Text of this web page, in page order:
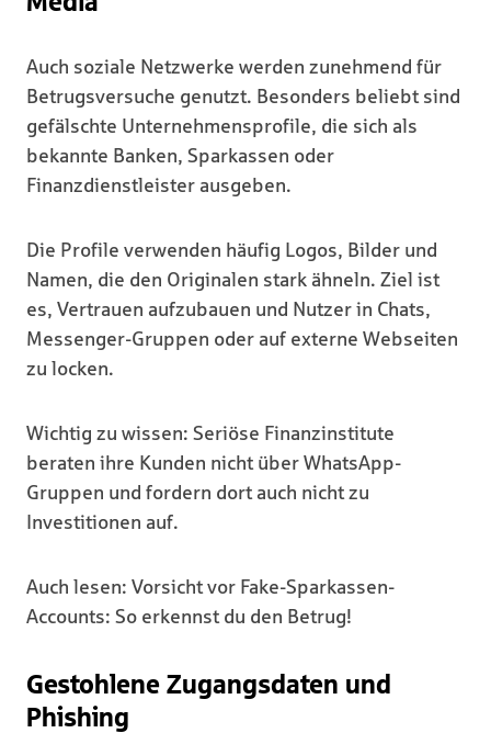
Auch soziale Netzwerke werden zunehmend für
Betrugsversuche genutzt. Besonders beliebt sind
gefälschte Unternehmensprofile, die sich als
bekannte Banken, Sparkassen oder
Finanzdienstleister ausgeben.
Die Profile verwenden häufig Logos, Bilder und
Namen, die den Originalen stark ähneln. Ziel ist
es, Vertrauen aufzubauen und Nutzer in Chats,
Messenger-Gruppen oder auf externe Webseiten
zu locken.
Wichtig zu wissen: Seriöse Finanzinstitute
beraten ihre Kunden nicht über WhatsApp-
Gruppen und fordern dort auch nicht zu
Investitionen auf.
Auch lesen: Vorsicht vor Fake-Sparkassen-
Accounts: So erkennst du den Betrug!
Gestohlene Zugangsdaten und
Phishing